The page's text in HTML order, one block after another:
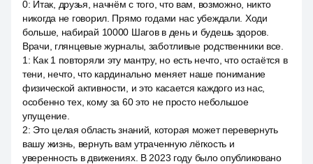
0: Итак, друзья, начнём с того, что вам, возможно, никто
никогда не говорил. Прямо годами нас убеждали. Ходи
больше, набирай 10000 Шагов в день и будешь здоров.
Врачи, глянцевые журналы, заботливые родственники все.
1 : Как 1 повторяли эту мантру, но есть нечто, что остаётся в
тени, нечто, что кардинально меняет наше понимание
физической активности, и это касается каждого из нас,
особенно тех, кому за 60 это не просто небольшое
упущение.
2: Это целая область знаний, которая может перевернуть
вашу жизнь, вернуть вам утраченную лёгкость и
уверенность в движениях. В 2023 году было опубликовано